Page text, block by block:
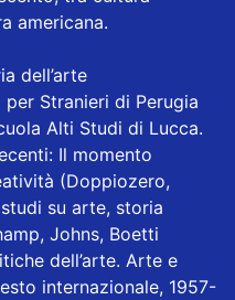
americana.
dell’arte
Stranieri di Perugia
Alti Studi di Lucca.
Il momento
(Doppiozero,
su arte, storia
Johns, Boetti
dell’arte. Arte e
internazionale, 1957-